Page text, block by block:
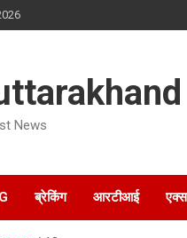
News
ब्रेकिंग आरटीआई